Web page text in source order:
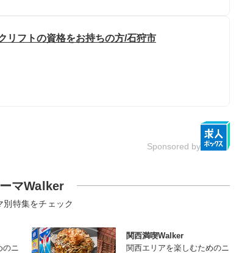
リフトの資格をお持ちの方/石狩市
Sponsored by
マWalker
別特集をチェック
のニ
関西満喫Walker
関西エリアを楽しむためのニ